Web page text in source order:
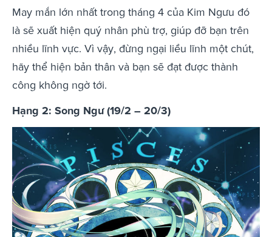
May mắn lớn nhất trong tháng 4 của Kim Ngưu đó
là sẽ xuất hiện quý nhân phù trợ, giúp đỡ bạn trên
nhiều lĩnh vực. Vì vậy, đừng ngại liều lĩnh một chút,
hãy thể hiện bản thân và bạn sẽ đạt được thành
công không ngờ tới.
Hạng 2: Song Ngư (19/2 – 20/3)